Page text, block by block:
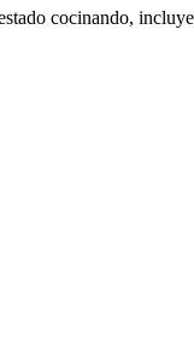
cocinando,